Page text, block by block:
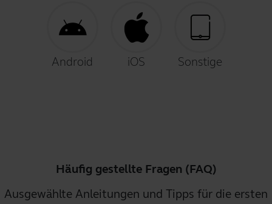
Android iOS Sonstige
Häufig gestellte Fragen (FAQ)
Ausgewählte Anleitungen und Tipps für die ersten